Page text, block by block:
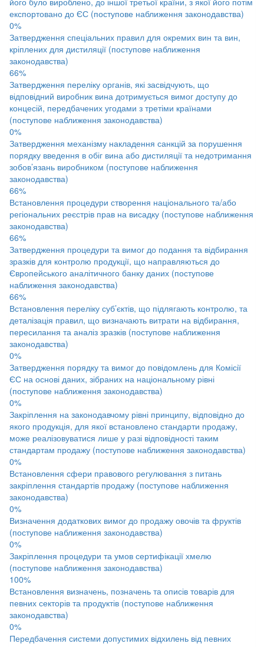
експортовано до ЄС (поступове наближення законодавства)
0%
Затвердження спеціальних правил для окремих вин та вин,
кріплених для дистиляції (поступове наближення
законодавства)
66%
Затвердження переліку органів, які засвідчують, що
відповідний виробник вина дотримується вимог доступу до
концесій, передбачених угодами з третіми країнами
(поступове наближення законодавства)
0%
Затвердження механізму накладення санкцій за порушення
порядку введення в обіг вина або дистиляції та недотримання
зобов’язань виробником (поступове наближення
законодавства)
66%
Встановлення процедури створення національного та/або
регіональних реєстрів прав на висадку (поступове наближення
законодавства)
66%
Затвердження процедури та вимог до подання та відбирання
зразків для контролю продукції, що направляються до
Європейського аналітичного банку даних (поступове
наближення законодавства)
66%
Встановлення переліку суб’єктів, що підлягають контролю, та
деталізація правил, що визначають витрати на відбирання,
пересилання та аналіз зразків (поступове наближення
законодавства)
0%
Затвердження порядку та вимог до повідомлень для Комісії
ЄС на основі даних, зібраних на національному рівні
(поступове наближення законодавства)
0%
Закріплення на законодавчому рівні принципу, відповідно до
якого продукція, для якої встановлено стандарти продажу,
може реалізовуватися лише у разі відповідності таким
стандартам продажу (поступове наближення законодавства)
0%
Встановлення сфери правового регулювання з питань
закріплення стандартів продажу (поступове наближення
законодавства)
0%
Визначення додаткових вимог до продажу овочів та фруктів
(поступове наближення законодавства)
0%
Закріплення процедури та умов сертифікації хмелю
(поступове наближення законодавства)
100%
Встановлення визначень, позначень та описів товарів для
певних секторів та продуктів (поступове наближення
законодавства)
0%
Передбачення системи допустимих відхилень від певних